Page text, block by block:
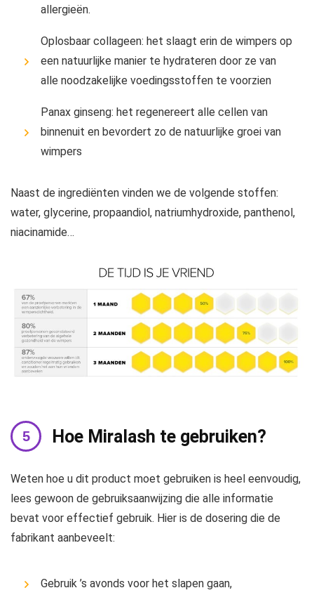
allergieën.
Oplosbaar collageen: het slaagt erin de wimpers op
een natuurlijke manier te hydrateren door ze van
alle noodzakelijke voedingsstoffen te voorzien
Panax ginseng: het regenereert alle cellen van
binnenuit en bevordert zo de natuurlijke groei van
wimpers
Naast de ingrediënten vinden we de volgende stoffen:
water, glycerine, propaandiol, natriumhydroxide, panthenol,
niacinamide…
Hoe Miralash te gebruiken?
Weten hoe u dit product moet gebruiken is heel eenvoudig,
lees gewoon de gebruiksaanwijzing die alle informatie
bevat voor effectief gebruik. Hier is de dosering die de
fabrikant aanbeveelt:
Gebruik ’s avonds voor het slapen gaan,